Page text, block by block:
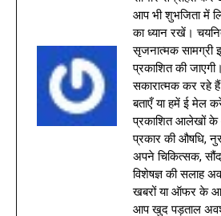
आप भी शुभजिता में
का ध्यान रखें।
सृजनात्मक सामग्री
प्रकाशित की
सकारात्मक कर रहे
बताएँ या हमें ई मेल
प्रकाशित आलेखों के
प्रकार की औषधि,
अपने चिकित्सक,
विशेषज्ञ की सलाह
खबरों या ऑफर के
आप खुद पड़ताल